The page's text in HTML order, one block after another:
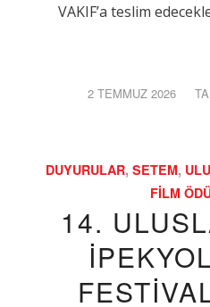
VAKIF’a teslim
2 TEMMUZ 2026
/
DUYURULAR,SETEM,
FILM
14.